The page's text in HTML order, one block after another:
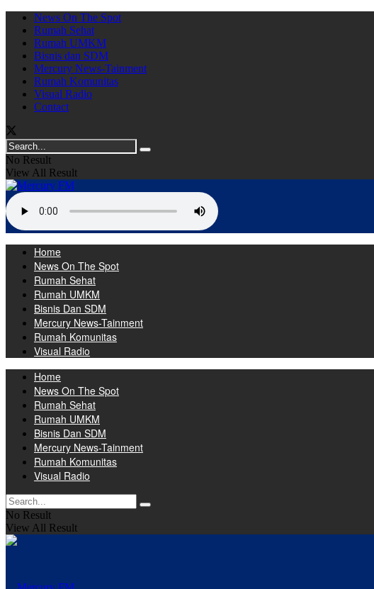
News On The Spot
Rumah Sehat
Rumah UMKM
Bisnis dan SDM
Mercury News-Tainment
Rumah Komunitas
Visual Radio
Contact
No Result
View All Result
Home
News On The Spot
Rumah Sehat
Rumah UMKM
Bisnis Dan SDM
Mercury News-Tainment
Rumah Komunitas
Visual Radio
Home
News On The Spot
Rumah Sehat
Rumah UMKM
Bisnis Dan SDM
Mercury News-Tainment
Rumah Komunitas
Visual Radio
No Result
View All Result